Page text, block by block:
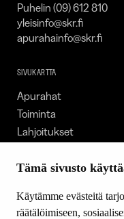
Tämä sivusto
Käytämme evästeitä
räätälöimiseen,
Puhelin (09) 612 810
yleisinfo@skr.fi
apurahainfo@skr.fi
SIVUKARTTA
Apurahat
Toiminta
Lahjoitukset
Ajankohtaista
Yhteystiedot